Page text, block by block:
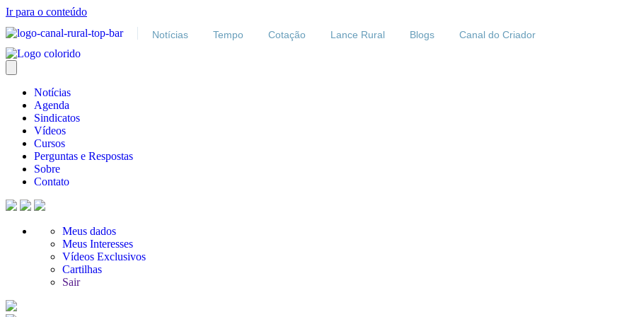
Ir para o conteúdo
Notícias Tempo Cotação Lance Rural Blogs Canal do Criador
Notícias
Agenda
Sindicatos
Vídeos
Cursos
Perguntas e Respostas
Sobre
Contato
Meus dados
Meus Interesses
Vídeos Exclusivos
Cartilhas
Sair